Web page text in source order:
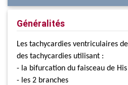
Généralités
Les tachycardies ventriculaires
des tachycardies utilisant :
- la bifurcation du faisceau de His
- les 2 branches